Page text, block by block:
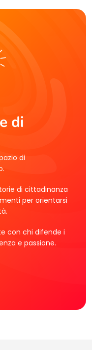
di
di
di cittadinanza
per orientarsi
con chi difende i
e passione.